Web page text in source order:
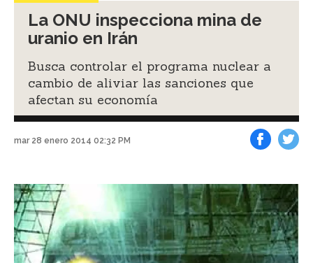
La ONU inspecciona mina de
uranio en Irán
Busca controlar el programa nuclear a
cambio de aliviar las sanciones que
afectan su economía
mar 28 enero 2014 02:32 PM